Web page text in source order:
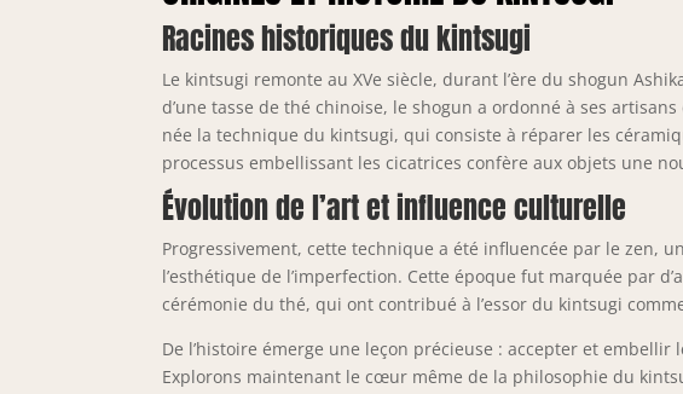
Racines historiques du kintsugi
Le kintsugi remonte au XVe siècle, durant l’ère du shogun
d’une tasse de thé chinoise, le shogun a ordonné à ses
née la technique du kintsugi, qui consiste à réparer les
processus embellissant les cicatrices confère aux objets une
Évolution de l’art et influence culturelle
Progressivement, cette technique a été influencée par le zen,
l’esthétique de l’imperfection. Cette époque fut marquée par
cérémonie du thé, qui ont contribué à l’essor du kintsugi
De l’histoire émerge une leçon précieuse : accepter et
Explorons maintenant le cœur même de la philosophie du